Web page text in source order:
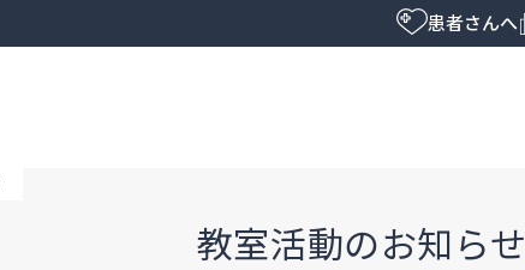
患者さんへ
教室活動のお知らせ